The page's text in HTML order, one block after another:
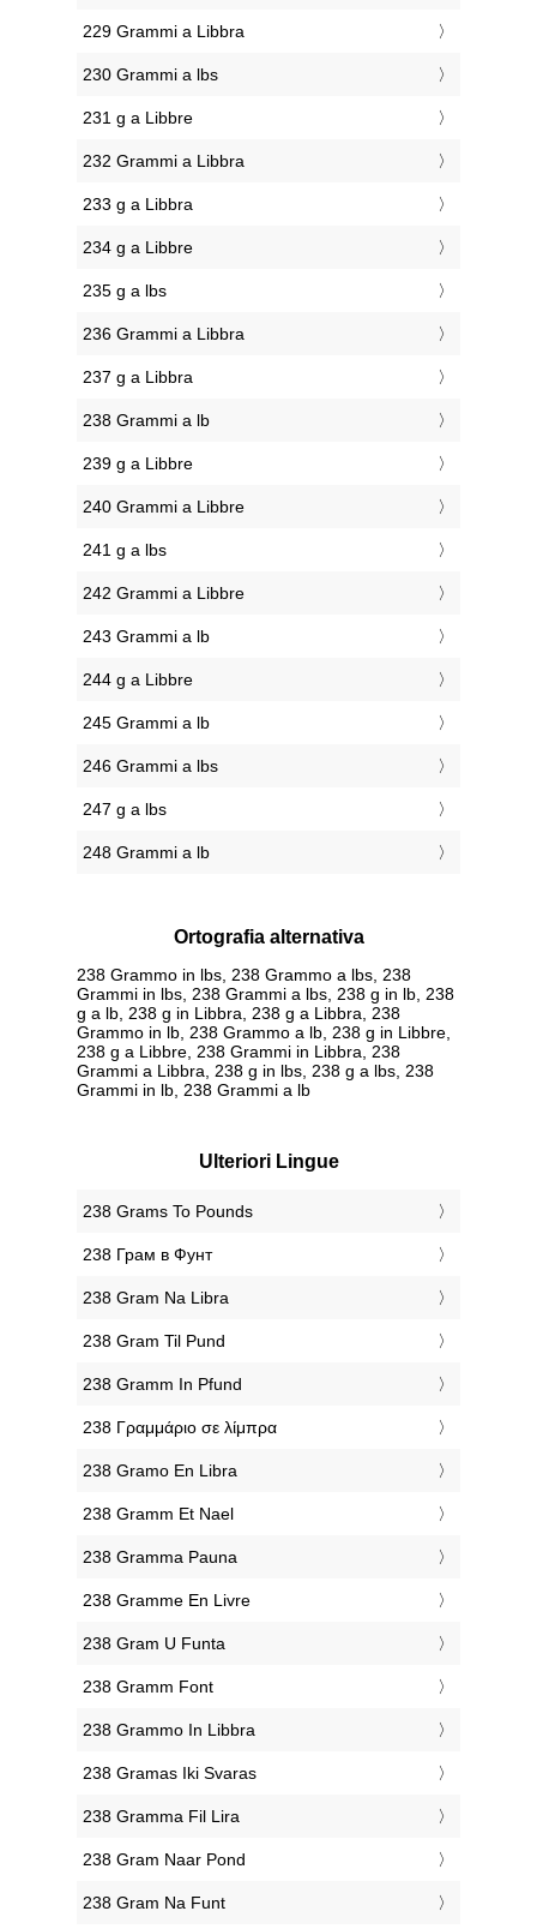
229 Grammi a Libbra
230 Grammi a lbs
231 g a Libbre
232 Grammi a Libbra
233 g a Libbra
234 g a Libbre
235 g a lbs
236 Grammi a Libbra
237 g a Libbra
238 Grammi a lb
239 g a Libbre
240 Grammi a Libbre
241 g a lbs
242 Grammi a Libbre
243 Grammi a lb
244 g a Libbre
245 Grammi a lb
246 Grammi a lbs
247 g a lbs
248 Grammi a lb
Ortografia alternativa
238 Grammo in lbs, 238 Grammo a lbs, 238
Grammi in lbs, 238 Grammi a lbs, 238 g in lb, 238
g a lb, 238 g in Libbra, 238 g a Libbra, 238
Grammo in lb, 238 Grammo a lb, 238 g in Libbre,
238 g a Libbre, 238 Grammi in Libbra, 238
Grammi a Libbra, 238 g in lbs, 238 g a lbs, 238
Grammi in lb, 238 Grammi a lb
Ulteriori Lingue
‎238 Grams To Pounds
‎238 Грам в Фунт
‎238 Gram Na Libra
‎238 Gram Til Pund
‎238 Gramm In Pfund
‎238 Γραμμάριο σε λίμπρα
‎238 Gramo En Libra
‎238 Gramm Et Nael
‎238 Gramma Pauna
‎238 Gramme En Livre
‎238 Gram U Funta
‎238 Gramm Font
‎238 Grammo In Libbra
‎238 Gramas Iki Svaras
‎238 Gramma Fil Lira
‎238 Gram Naar Pond
‎238 Gram Na Funt